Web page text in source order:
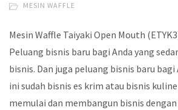
MESIN WAFFLE
Mesin Waffle Taiyaki Open Mouth
Peluang bisnis baru bagi Anda yang
bisnis. Dan juga peluang bisnis baru bagi
ini sudah bisnis es krim atau bisnis
memulai dan membangun bisnis